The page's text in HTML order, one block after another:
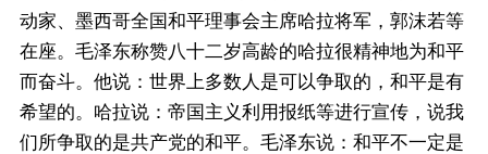
动家、墨西哥全国和平理事会主席哈拉将军，郭沫若等
在座。毛泽东称赞八十二岁高龄的哈拉很精神地为和平
而奋斗。他说：世界上多数人是可以争取的，和平是有
希望的。哈拉说：帝国主义利用报纸等进行宣传，说我
们所争取的是共产党的和平。毛泽东说：和平不一定是